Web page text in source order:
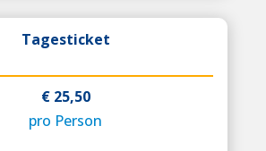
Tagesticket
€ 25,50
pro Person